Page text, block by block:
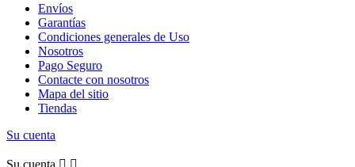
Envíos
Garantías
Condiciones generales de Uso
Nosotros
Pago Seguro
Contacte con nosotros
Mapa del sitio
Tiendas
Su cuenta
Su cuenta  